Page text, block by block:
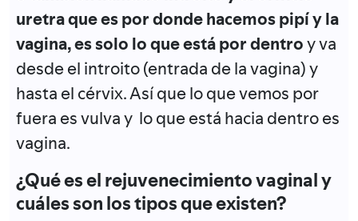
uretra que es por donde hacemos pipí y la
vagina, es solo lo que está por dentroy va
desde el introito (entrada de la vagina) y
hasta el cérvix. Así que lo que vemos por
fuera es vulva y lo que está hacia dentro es
vagina.
¿Qué es el rejuvenecimiento vaginal y
cuáles son los tipos que existen?